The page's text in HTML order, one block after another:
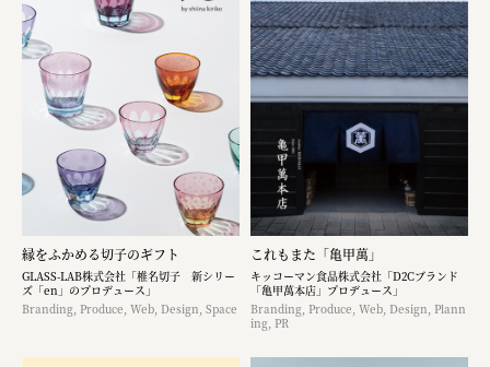
縁をふかめる切子のギフト
GLASS-LAB株式会社「椎名切子 新シリー
ズ「en」のプロデュース」
Branding, Produce, Web, Design, Space
これもまた「亀甲萬」
キッコーマン食品株式会社「D2Cブランド
「亀甲萬本店」プロデュース」
Branding, Produce, Web, Design, Plann
ing, PR